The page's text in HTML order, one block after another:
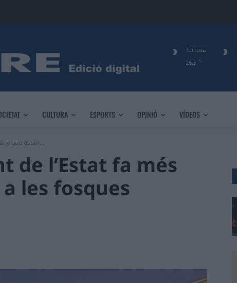
26.5 C
Tortosa
CULTURA ESPORTS OPINIÓ VÍDEOS
que estan...
de l’Estat fa més
les fosques